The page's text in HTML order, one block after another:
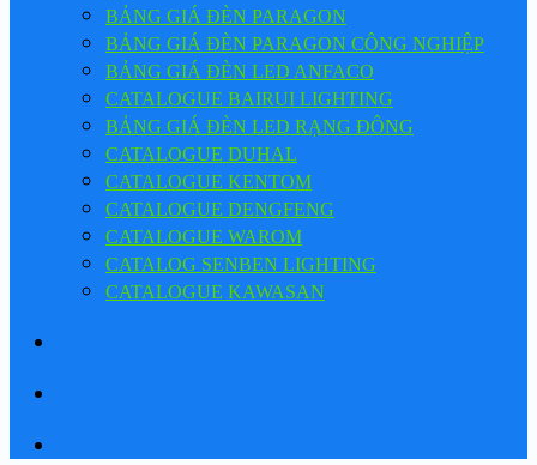
BẢNG GIÁ ĐÈN PARAGON
BẢNG GIÁ ĐÈN PARAGON CÔNG NGHIỆP
BẢNG GIÁ ĐÈN LED ANFACO
CATALOGUE BAIRUI LIGHTING
BẢNG GIÁ ĐÈN LED RẠNG ĐÔNG
CATALOGUE DUHAL
CATALOGUE KENTOM
CATALOGUE DENGFENG
CATALOGUE WAROM
CATALOG SENBEN LIGHTING
CATALOGUE KAWASAN